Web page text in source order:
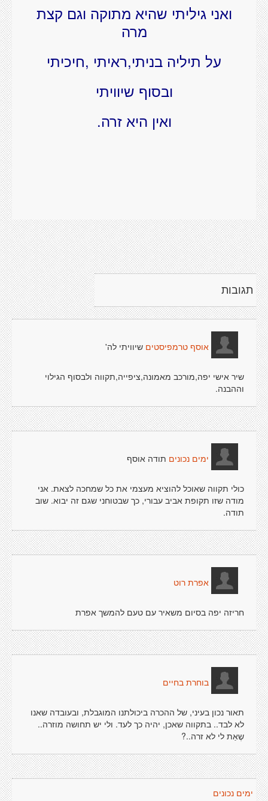
ואני גיליתי שהיא מתוקה וגם קצת
מרה
על תיליה בניתי,ראיתי ,חיכיתי
ובסוף שיוויתי
ואין היא זרה.
תגובות
אוסף טרמפיסטים שיוויתי לה'
שיר אישי יפה,מורכב מאמונה,ציפייה,תקווה ולבסוף הגילוי
וההבנה.
ימים נכונים תודה אוסף
כולי תקווה שאוכל להוציא מעצמי את כל שמחכה לצאת. אני
מודה שזו תקופת אביב עבורי, כך שבטוחני שגם זה יבוא. שוב
תודה.
אפרת רוט
חריזה יפה בסיום משאיר עם טעם להמשך אפרת
בוחרת בחיים
תאור נכון בעיני, של ההכרה ביכולתנו המוגבלת, ובעובדה שאנו
לא לבד.. בתקווה שאכן, יהיה כך לעד. ולי יש תחושה מוזרה..
שֶאַת לי לא זרה..?
ימים נכונים